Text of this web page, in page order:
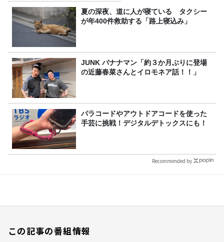
夏の深夜、道に人が寝ている タクシー
が年400件救助する「路上寝込み」
JUNK バナナマン「約３か月ぶりに登場
の近藤春菜さんとイロモネア話！！」
パラコードやアウトドアコードを使った
手芸に挑戦！デジタルデトックスにも！
Recommended by
この記事の番組情報